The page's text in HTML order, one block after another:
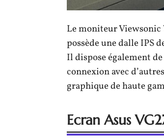
Le moniteur Viewsonic
possède une dalle IPS
Il dispose également
connexion avec
graphique de haute
Ecran Asus